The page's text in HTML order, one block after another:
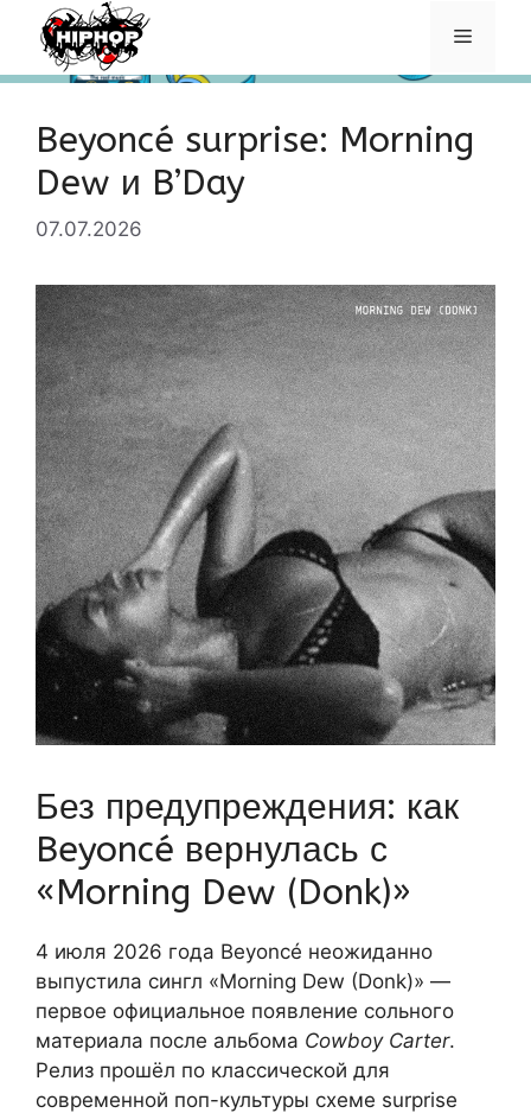
Перейти
содержимому
Меню
Beyoncé surprise: Morning
Dew и B’Day
07.07.2026
Без предупреждения: как
Beyoncé вернулась с
«Morning Dew (Donk)»
4 июля 2026 года Beyoncé неожиданно
выпустила сингл «Morning Dew (Donk)» —
первое официальное появление сольного
материала после альбома Cowboy Carter.
Релиз прошёл по классической для
современной поп-культуры схеме surprise